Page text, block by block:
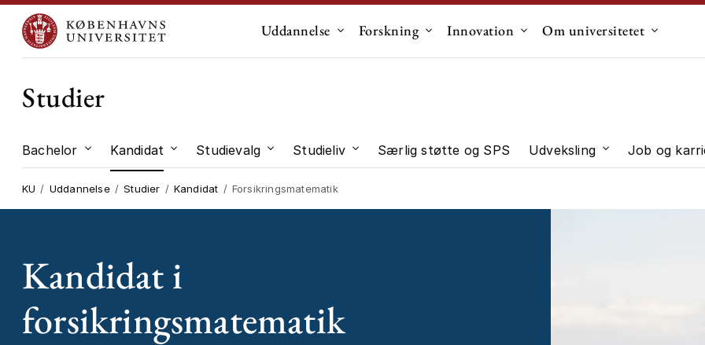
Uddannelse Undermenu til "Uddannelse"
Forskning Undermenu til "Forskning"
Innovation Undermenu til "Innovation"
Om universitetet
Studier
Bachelor Undermenu til "Bachelor"
Kandidat Undermenu til "Kandidat"
Studievalg Undermenu til "Studievalg"
Studieliv Undermenu til "Studieliv"
Særlig støtte og SPS Udveksling Undermenu til
Job og
KU Uddannelse Studier Kandidat Forsikringsmatematik
Kandidat i
forsikringsmatematik